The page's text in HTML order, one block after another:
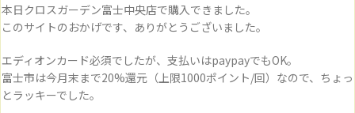
本日クロスガーデン富士中央店で購入できました。
このサイトのおかげです、ありがとうございました。
エディオンカード必須でしたが、支払いはpaypayでもOK。
富士市は今月末まで20%還元（上限1000ポイント/回）なので、ちょっ
とラッキーでした。